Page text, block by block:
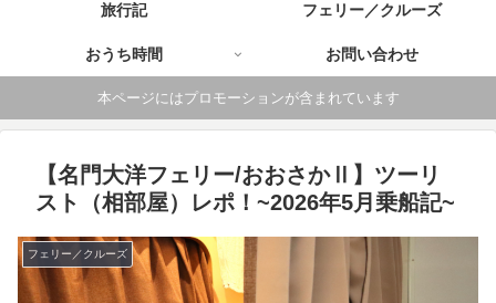
旅行記 フェリー／クルーズ
おうち時間 お問い合わせ
本ページにはプロモーションが含まれています
【名門大洋フェリー/おおさかⅡ】ツーリ
スト（相部屋）レポ！~2026年5月乗船記~
フェリー／クルーズ